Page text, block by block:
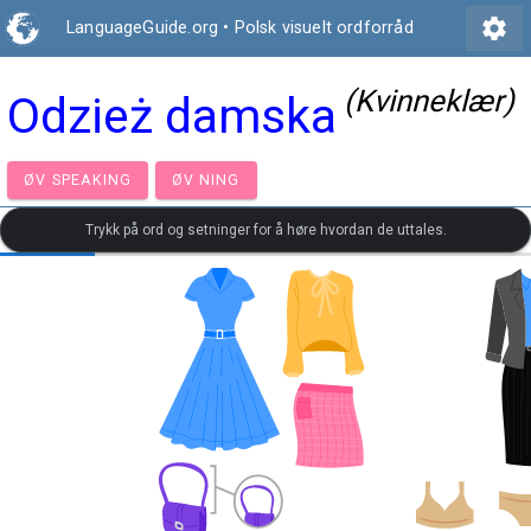
LanguageGuide.org • Polsk visuelt ordforråd settings
Odzież damska (Kvinneklær)
ØV SPEAKING ØV NING
Trykk på ord og setninger for å høre hvordan de uttales.